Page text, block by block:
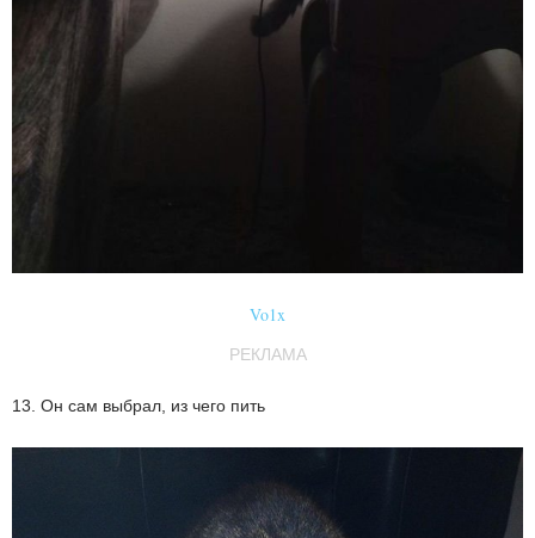
Vo1x
РЕКЛАМА
13. Он сам выбрал, из чего пить